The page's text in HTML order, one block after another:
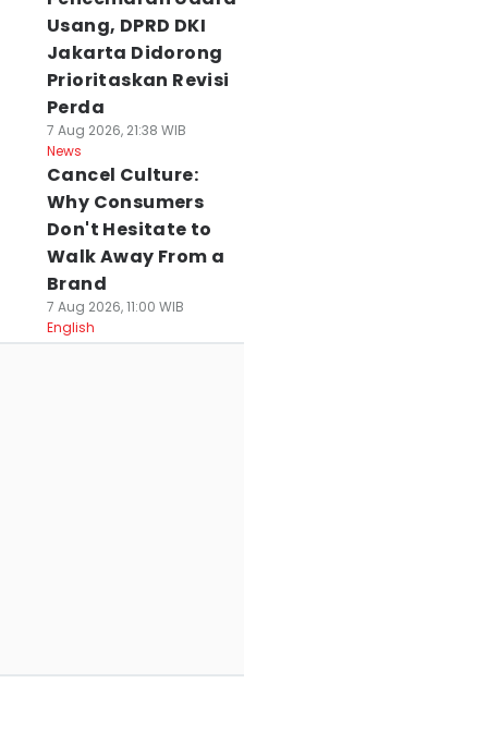
Usang, DPRD DKI
Jakarta Didorong
Prioritaskan Revisi
Perda
7 Aug 2026, 21:38 WIB
News
Cancel Culture:
Why Consumers
Don't Hesitate to
Walk Away From a
Brand
7 Aug 2026, 11:00 WIB
English